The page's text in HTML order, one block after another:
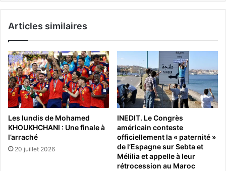
Articles similaires
Les lundis de Mohamed
KHOUKHCHANI : Une finale à
l’arraché
20 juillet 2026
INEDIT. Le Congrès
américain conteste
officiellement la « paternité »
de l’Espagne sur Sebta et
Mélilia et appelle à leur
rétrocession au Maroc